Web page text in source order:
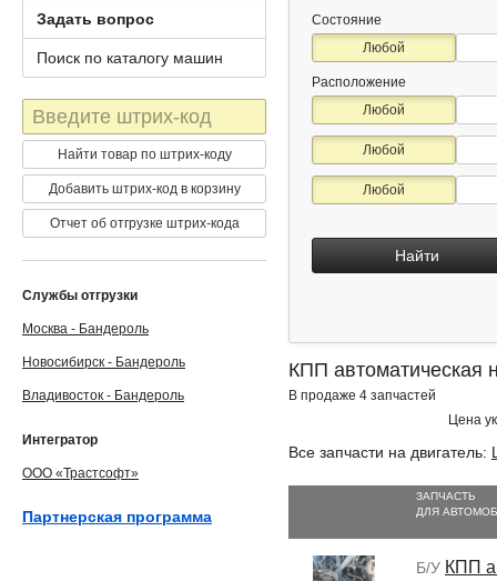
Состояние
Любой
Расположение
Любой
Любой
Любой
Найти
КПП автоматическая
В продаже 4 запчастей
Цена
Все запчасти на двигатель:
ЗАПЧАСТЬ
ДЛЯ
Б/У КПП
Задать вопрос
Поиск по каталогу машин
Штрих-
код
Найти товар по штрих-коду
Добавить штрих-код в корзину
Отчет об отгрузке штрих-кода
Службы отгрузки
Москва - Бандероль
Новосибирск - Бандероль
Владивосток - Бандероль
Интегратор
ООО «Трастсофт»
Партнерская программа